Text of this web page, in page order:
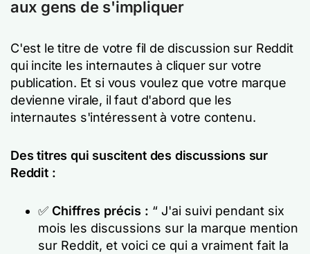
aux gens de s'impliquer
C'est le titre de votre fil de discussion sur Reddit
qui incite les internautes à cliquer sur votre
publication. Et si vous voulez que votre marque
devienne virale, il faut d'abord que les
internautes s'intéressent à votre contenu.
Des titres qui suscitent des discussions sur
Reddit :
✅ Chiffres précis : “ J'ai suivi pendant six
mois les discussions sur la marque mention
sur Reddit, et voici ce qui a vraiment fait la